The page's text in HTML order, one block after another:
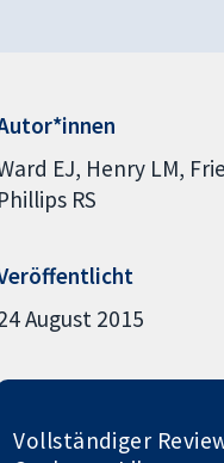
EJ Henry LM
Phillips RS
August 2015
Vollständiger